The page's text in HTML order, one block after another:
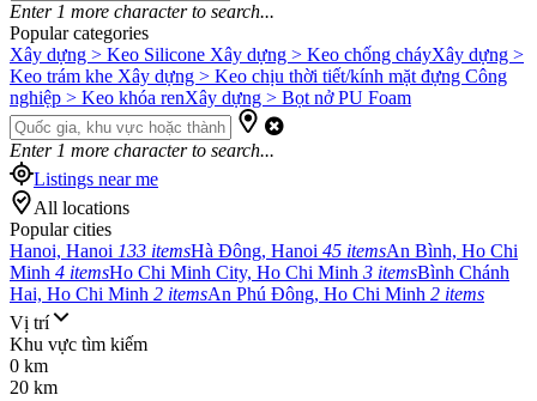
Enter 1 more character to search...
Popular categories
Xây dựng > Keo Silicone Xây dựng > Keo chống cháyXây dựng >
Keo trám khe Xây dựng > Keo chịu thời tiết/kính mặt đựng Công
nghiệp > Keo khóa renXây dựng > Bọt nở PU Foam
Enter 1 more character to search...
Listings near me
All locations
Popular cities
Hanoi, Hanoi 133 itemsHà Đông, Hanoi 45 itemsAn Bình, Ho Chi
Minh 4 itemsHo Chi Minh City, Ho Chi Minh 3 itemsBình Chánh
Hai, Ho Chi Minh 2 itemsAn Phú Đông, Ho Chi Minh 2 items
Vị trí
Khu vực tìm kiếm
0 km
20 km